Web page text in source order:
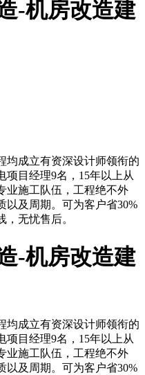
-机房改造建
均成立有资深设计师领衔的
项目经理9名，15年以上从
业施工队伍，工程绝不外
以及周期。可为客户省30%
无忧售后。
-机房改造建
均成立有资深设计师领衔的
项目经理9名，15年以上从
业施工队伍，工程绝不外
以及周期。可为客户省30%